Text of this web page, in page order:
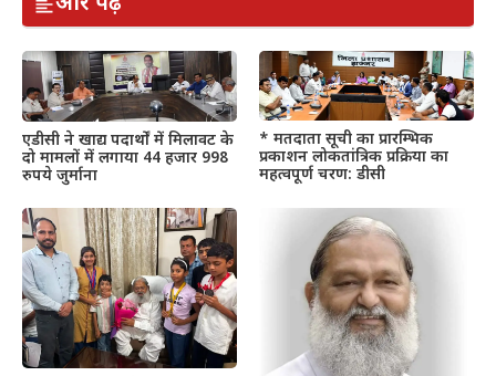
एडीसी ने खाद्य पदार्थों में मिलावट के
दो मामलों में लगाया 44 हजार 998
रुपये जुर्माना
* मतदाता सूची का प्रारम्भिक
प्रकाशन लोकतांत्रिक प्रक्रिया का
महत्वपूर्ण चरण: डीसी